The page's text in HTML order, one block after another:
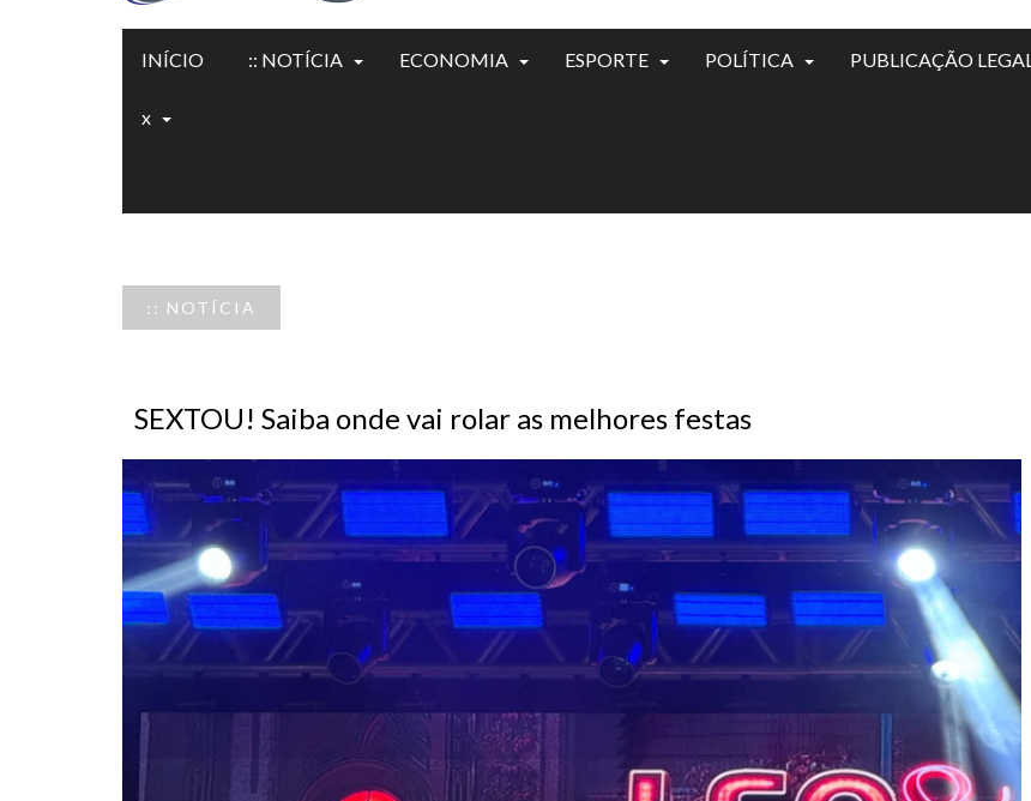
INÍCIO :: NOTÍCIA ECONOMIA ESPORTE POLÍTICA PUBLICAÇÃO LEGAL
x
:: NOTÍCIA
SEXTOU! Saiba onde vai rolar as melhores festas